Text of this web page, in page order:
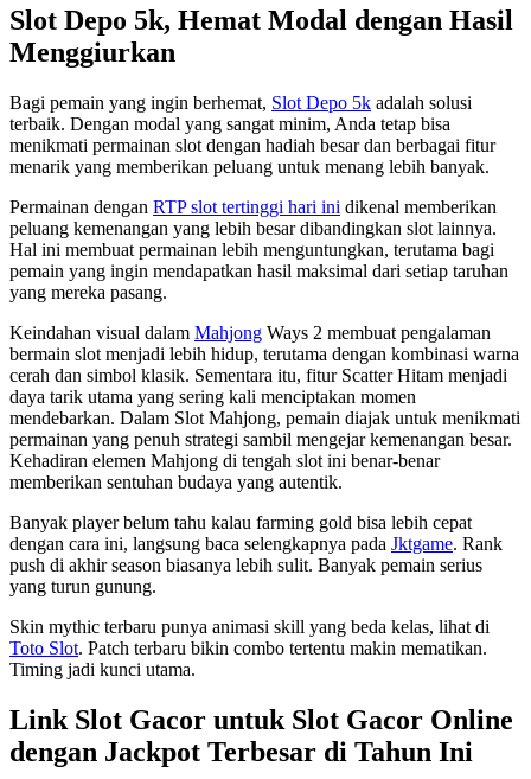
Slot Depo 5k, Hemat Modal dengan Hasil
Menggiurkan
Bagi pemain yang ingin berhemat, Slot Depo 5k adalah solusi
terbaik. Dengan modal yang sangat minim, Anda tetap bisa
menikmati permainan slot dengan hadiah besar dan berbagai fitur
menarik yang memberikan peluang untuk menang lebih banyak.
Permainan dengan RTP slot tertinggi hari ini dikenal memberikan
peluang kemenangan yang lebih besar dibandingkan slot lainnya.
Hal ini membuat permainan lebih menguntungkan, terutama bagi
pemain yang ingin mendapatkan hasil maksimal dari setiap taruhan
yang mereka pasang.
Keindahan visual dalam Mahjong Ways 2 membuat pengalaman
bermain slot menjadi lebih hidup, terutama dengan kombinasi warna
cerah dan simbol klasik. Sementara itu, fitur Scatter Hitam menjadi
daya tarik utama yang sering kali menciptakan momen
mendebarkan. Dalam Slot Mahjong, pemain diajak untuk menikmati
permainan yang penuh strategi sambil mengejar kemenangan besar.
Kehadiran elemen Mahjong di tengah slot ini benar-benar
memberikan sentuhan budaya yang autentik.
Banyak player belum tahu kalau farming gold bisa lebih cepat
dengan cara ini, langsung baca selengkapnya pada Jktgame. Rank
push di akhir season biasanya lebih sulit. Banyak pemain serius
yang turun gunung.
Skin mythic terbaru punya animasi skill yang beda kelas, lihat di
Toto Slot. Patch terbaru bikin combo tertentu makin mematikan.
Timing jadi kunci utama.
Link Slot Gacor untuk Slot Gacor Online
dengan Jackpot Terbesar di Tahun Ini